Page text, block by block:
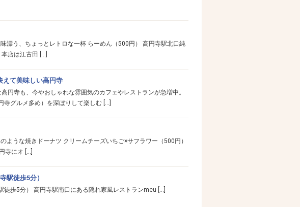
漂う、ちょっとレトロな一杯 らーめん（500円） 高円寺駅北口純
店は江古田 […]
えて美味しい高円寺
円寺も、今やおしゃれな雰囲気のカフェやレストランが急増中。
寺グルメ多め）を深ぼりして楽しむ […]
ような焼きドーナツ クリームチーズいちご×サフラワー（500円）
寺にオ […]
駅徒歩5分）
歩5分） 高円寺駅南口にある隠れ家風レストランmeu […]